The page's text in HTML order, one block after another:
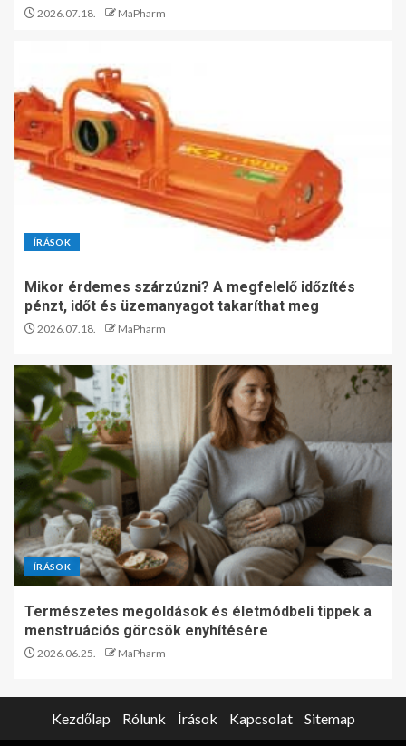
2026.07.18. MaPharm
ÍRÁSOK
Mikor érdemes szárzúzni? A megfelelő időzítés
pénzt, időt és üzemanyagot takaríthat meg
2026.07.18. MaPharm
ÍRÁSOK
Természetes megoldások és életmódbeli tippek a
menstruációs görcsök enyhítésére
2026.06.25. MaPharm
Kezdőlap Rólunk Írások Kapcsolat Sitemap